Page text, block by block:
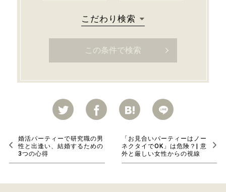
こだわり検索
婚活パーティーで研究職の男
性と出逢い、結婚するための
3つの心得
「お見合いパーティーはノー
ネクタイでOK」は危険？| 意
外と厳しい女性からの視線